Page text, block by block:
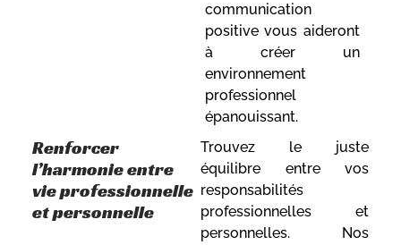
communication
positive vous aideront
à créer un
environnement
professionnel
épanouissant.
Renforcer
l’harmonie entre
vie professionnelle
et personnelle
Trouvez le juste
équilibre entre vos
responsabilités
professionnelles et
personnelles. Nos